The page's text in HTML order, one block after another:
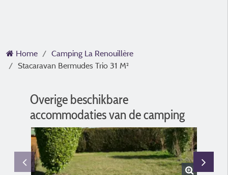
Home
Camping La Renouillère
Stacaravan Bermudes Trio 31 M²
Overige beschikbare
accommodaties van de camping